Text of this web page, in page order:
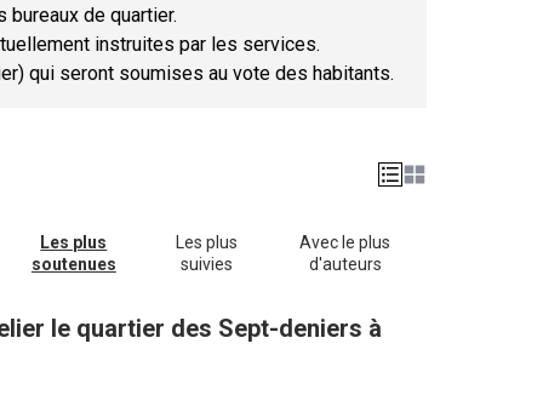
de quartier.
instruites par les services.
qui seront soumises au vote des habitants.
Les plus
soutenues
Les plus
suivies
Avec le plus
d'auteurs
le quartier des Sept-deniers à